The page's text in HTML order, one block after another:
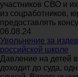
участников СВО и
из соцработников,
предоставлять
06.08.24
Увольнение за
российской школе
Давление на детей
доходит до суда,